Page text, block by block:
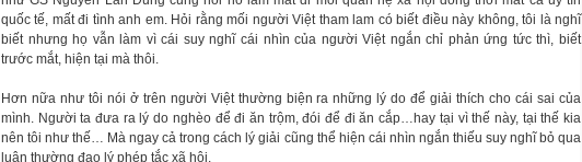
quốc tế, mất đi tình anh em. Hỏi rằng mối người Việt tham lam có biết điều này không, tôi là nghĩ
biết nhưng họ vẫn làm vì cái suy nghĩ cái nhìn của người Việt ngắn chỉ phản ứng tức thì, biết
trước mắt, hiện tại mà thôi.
Hơn nữa như tôi nói ở trên người Việt thường biện ra những lý do để giải thích cho cái sai của
mình. Người ta đưa ra lý do nghèo để đi ăn trộm, đói để đi ăn cắp…hay tại vì thế này, tại thế kia
nên tôi như thế… Mà ngay cả trong cách lý giải cũng thể hiện cái nhìn ngắn thiếu suy nghĩ bỏ qua
luân thường đạo lý phép tắc xã hội.